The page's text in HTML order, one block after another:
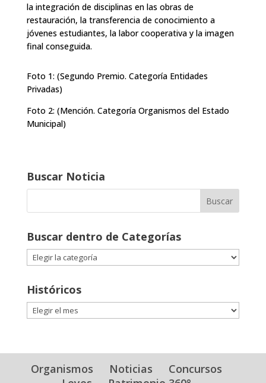
la integración de disciplinas en las obras de
restauración, la transferencia de conocimiento a
jóvenes estudiantes, la labor cooperativa y la imagen
final conseguida.
Foto 1: (Segundo Premio. Categoría Entidades
Privadas)
Foto 2: (Mención. Categoría Organismos del Estado
Municipal)
Buscar Noticia
Buscar dentro de Categorías
Buscar
dentro
Categorías
Históricos
Históricos
Organismos Noticias
Concursos